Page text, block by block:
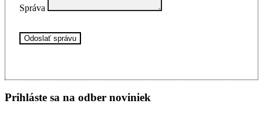
Správa
Odoslať správu
Prihláste sa na odber noviniek